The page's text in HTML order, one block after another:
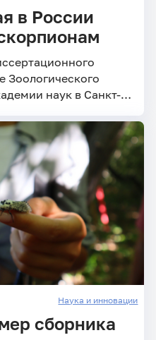
в России
Зоологического
наук в Санкт-
животных Н.М.
Наука и инновации
сборника